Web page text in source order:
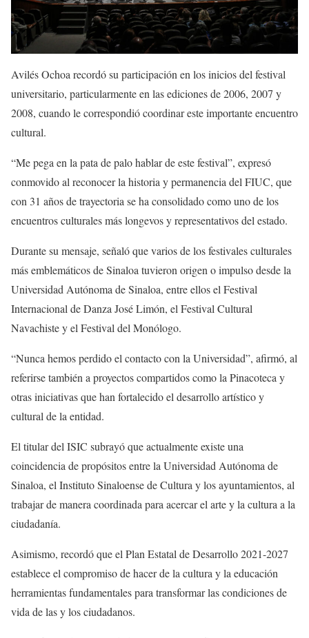
Avilés Ochoa recordó su participación en los inicios del festival
universitario, particularmente en las ediciones de 2006, 2007 y
2008, cuando le correspondió coordinar este importante encuentro
cultural.
“Me pega en la pata de palo hablar de este festival”, expresó
conmovido al reconocer la historia y permanencia del FIUC, que
con 31 años de trayectoria se ha consolidado como uno de los
encuentros culturales más longevos y representativos del estado.
Durante su mensaje, señaló que varios de los festivales culturales
más emblemáticos de Sinaloa tuvieron origen o impulso desde la
Universidad Autónoma de Sinaloa, entre ellos el Festival
Internacional de Danza José Limón, el Festival Cultural
Navachiste y el Festival del Monólogo.
“Nunca hemos perdido el contacto con la Universidad”, afirmó, al
referirse también a proyectos compartidos como la Pinacoteca y
otras iniciativas que han fortalecido el desarrollo artístico y
cultural de la entidad.
El titular del ISIC subrayó que actualmente existe una
coincidencia de propósitos entre la Universidad Autónoma de
Sinaloa, el Instituto Sinaloense de Cultura y los ayuntamientos, al
trabajar de manera coordinada para acercar el arte y la cultura a la
ciudadanía.
Asimismo, recordó que el Plan Estatal de Desarrollo 2021-2027
establece el compromiso de hacer de la cultura y la educación
herramientas fundamentales para transformar las condiciones de
vida de las y los ciudadanos.